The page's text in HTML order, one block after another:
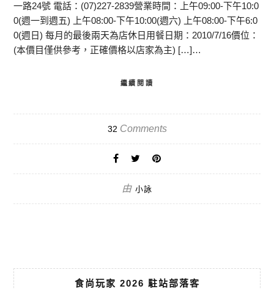
一路24號 電話：(07)227-2839營業時間：上午09:00-下午10:0
0(週一到週五) 上午08:00-下午10:00(週六) 上午08:00-下午6:0
0(週日) 每月的最後兩天為店休日用餐日期：2010/7/16價位：
(本價目僅供參考，正確價格以店家為主) […]…
繼續閱讀
32 Comments
由 小詠
食尚玩家 2026 駐站部落客